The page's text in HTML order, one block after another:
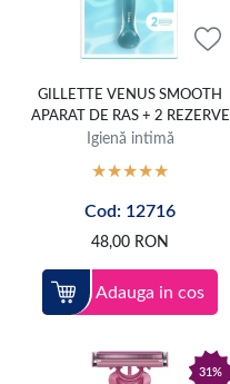
GILLETTE VENUS SMOOTH
APARAT DE RAS + 2 REZERVE
Igienă intimă
Cod: 12716
48,00 RON
Adauga in cos
31%